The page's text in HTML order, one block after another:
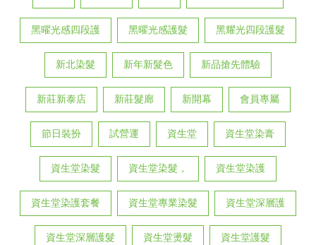
黑曜光感四段護 黑曜光感護髮 黑耀光四段護髮
新北染髮 新年新髮色 新品搶先體驗
新莊新泰店 新莊髮廊 新開幕 會員專屬
節日裝扮 試營運 資生堂 資生堂染膏
資生堂染髮 資生堂染髮， 資生堂染護
資生堂染護套餐 資生堂專業染髮 資生堂深層護
資生堂深層護髮 資生堂燙髮 資生堂護髮